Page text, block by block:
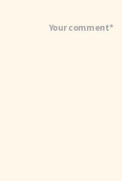
Your comment*